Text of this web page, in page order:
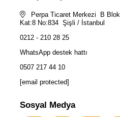
Perpa Ticaret Merkezi B Blok
Kat:8 No:834 Şişli / İstanbul
0212 - 210 28 25
WhatsApp destek hattı
0507 217 44 10
[email protected]
Sosyal Medya